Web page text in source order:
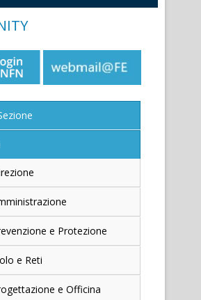
e Protezione
e Reti
e Officina